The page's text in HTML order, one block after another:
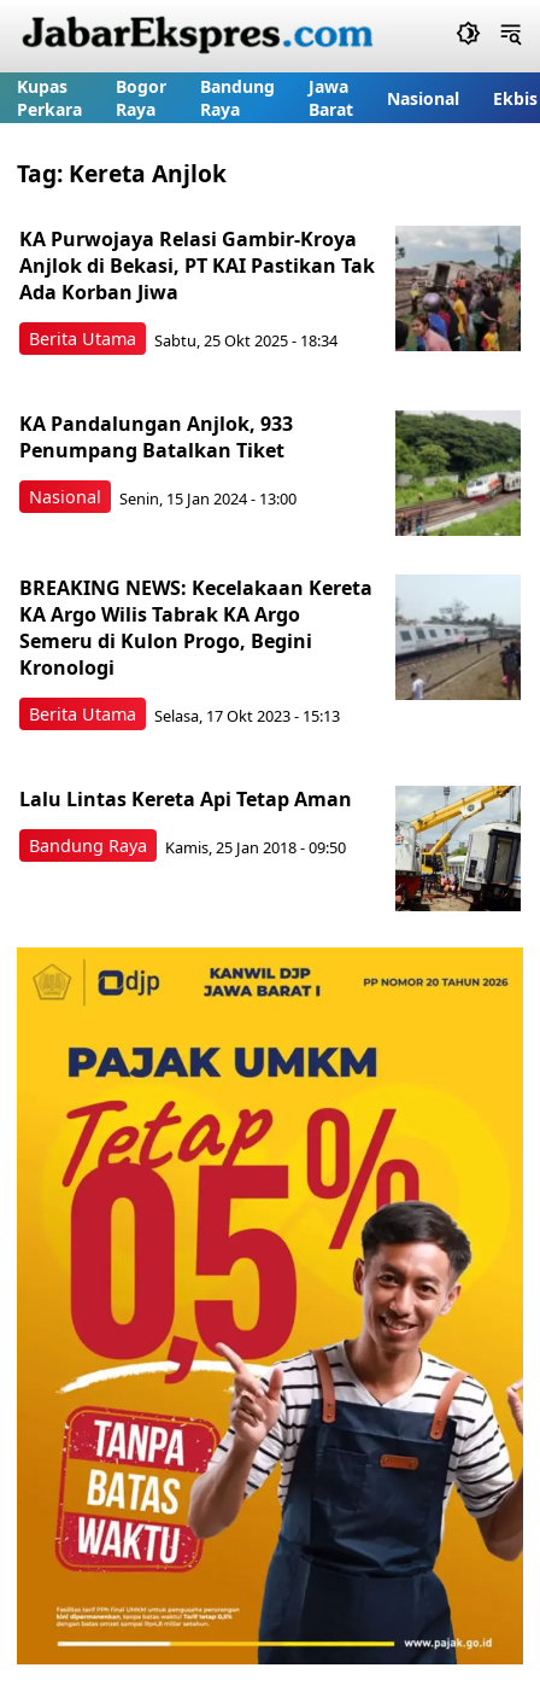
Kupas
Perkara
Bogor
Raya
Bandung
Raya
Jawa
Barat
Nasional Ekbis
Tag: Kereta Anjlok
Berita Utama
KA Purwojaya Relasi Gambir-Kroya
Anjlok di Bekasi, PT KAI Pastikan Tak
Ada Korban Jiwa
Sabtu, 25 Okt 2025 - 18:34
Nasional
KA Pandalungan Anjlok, 933
Penumpang Batalkan Tiket
Senin, 15 Jan 2024 - 13:00
Berita Utama
BREAKING NEWS: Kecelakaan Kereta
KA Argo Wilis Tabrak KA Argo
Semeru di Kulon Progo, Begini
Kronologi
Selasa, 17 Okt 2023 - 15:13
Bandung Raya
Lalu Lintas Kereta Api Tetap Aman
Kamis, 25 Jan 2018 - 09:50